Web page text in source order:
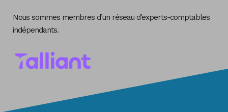
Nous sommes membres d’un réseau d’experts-comptables
indépendants.